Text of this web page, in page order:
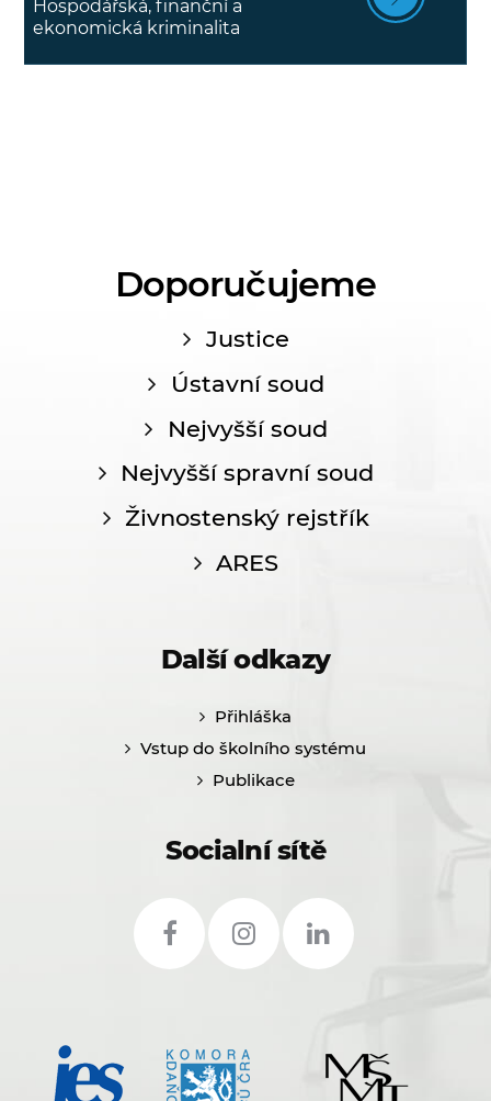
Hospodářská, finanční a
ekonomická kriminalita
Doporučujeme
Justice
Ústavní soud
Nejvyšší soud
Nejvyšší spravní soud
Živnostenský rejstřík
ARES
Další odkazy
Přihláška
Vstup do školního systému
Publikace
Socialní sítě